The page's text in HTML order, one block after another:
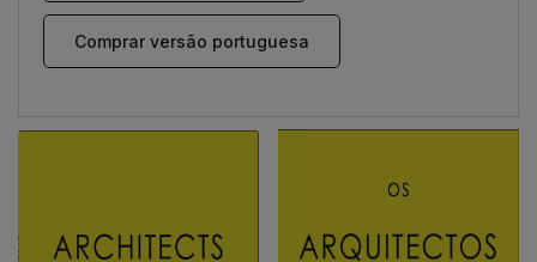
Comprar versão portuguesa